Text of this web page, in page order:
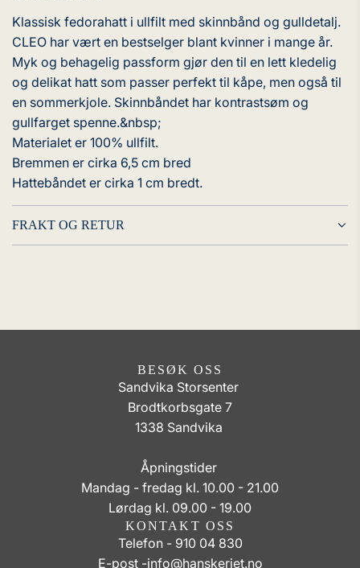
Klassisk fedorahatt i ullfilt med skinnbånd og gulldetalj.
CLEO har vært en bestselger blant kvinner i mange år.
Myk og behagelig passform gjør den til en lett kledelig
og delikat hatt som passer perfekt til kåpe, men også til
en sommerkjole. Skinnbåndet har kontrastsøm og
gullfarget spenne.&nbsp;
Materialet er 100% ullfilt.
Bremmen er cirka 6,5 cm bred
Hattebåndet er cirka 1 cm bredt.
FRAKT OG RETUR
BESØK OSS
Sandvika Storsenter
Brodtkorbsgate 7
1338 Sandvika
Åpningstider
Mandag - fredag kl. 10.00 - 21.00
Lørdag kl. 09.00 - 19.00
KONTAKT OSS
Telefon - 910 04 830
E-post -info@hanskeriet.no